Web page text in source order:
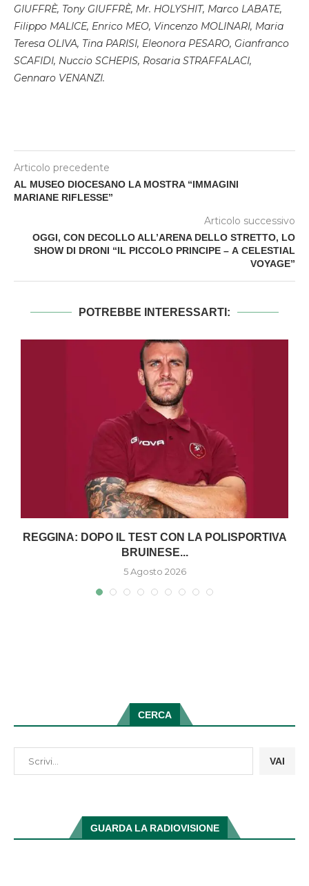
GIUFFRÈ, Tony GIUFFRÈ, Mr. HOLYSHIT, Marco LABATE,
Filippo MALICE, Enrico MEO, Vincenzo MOLINARI, Maria
Teresa OLIVA, Tina PARISI, Eleonora PESARO, Gianfranco
SCAFIDI, Nuccio SCHEPIS, Rosaria STRAFFALACI,
Gennaro VENANZI.
Articolo precedente
AL MUSEO DIOCESANO LA MOSTRA “IMMAGINI
MARIANE RIFLESSE”
Articolo successivo
OGGI, CON DECOLLO ALL’ARENA DELLO STRETTO, LO
SHOW DI DRONI “IL PICCOLO PRINCIPE – A CELESTIAL
VOYAGE”
POTREBBE INTERESSARTI:
REGGINA: DOPO IL TEST CON LA POLISPORTIVA
BRUINESE...
5 Agosto 2026
CERCA
VAI
GUARDA LA RADIOVISIONE